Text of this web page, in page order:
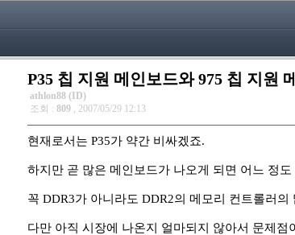
P35 칩 지원 메인보드와 975 칩 지원
athlon88 (ID)
조회 : 809 , 2007/05/29 12:13
현재로서는 P35가 약간 비싸겠죠.
하지만 곧 많은 메인보드가 나오게 되면 어느 정
꼭 DDR3가 아니라도 DDR2의 메모리 컨트롤러
다만 아직 시장에 나온지 얼마되지 않아서 문제